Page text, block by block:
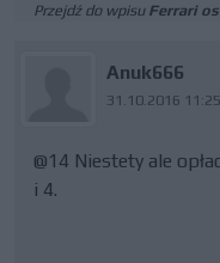
Przejdź do wpisu Ferrari
Anuk666
31.10.2016 11:25
@14 Niestety ale
i 4.